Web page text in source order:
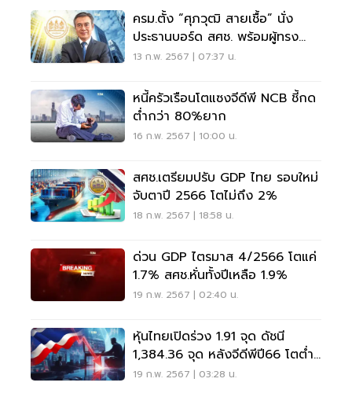
ครม.ตั้ง “ศุภวุฒิ สายเชื้อ” นั่ง
ประธานบอร์ด สศช. พร้อมผู้ทรง
คุณวุฒิ 11 คน
13 ก.พ. 2567 | 07:37 น.
หนี้ครัวเรือนโตแซงจีดีพี NCB ชี้กด
ต่ำกว่า 80%ยาก
16 ก.พ. 2567 | 10:00 น.
สศช.เตรียมปรับ GDP ไทย รอบใหม่
จับตาปี 2566 โตไม่ถึง 2%
18 ก.พ. 2567 | 18:58 น.
ด่วน GDP ไตรมาส 4/2566 โตแค่
1.7% สศช.หั่นทั้งปีเหลือ 1.9%
19 ก.พ. 2567 | 02:40 น.
หุ้นไทยเปิดร่วง 1.91 จุด ดัชนี
1,384.36 จุด หลังจีดีพีปี66 โตต่ำ
กว่าคาด
19 ก.พ. 2567 | 03:28 น.